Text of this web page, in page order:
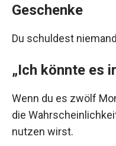
Geschenke
Du schuldest
„Ich könnte es
Wenn du es zwölf
die
nutzen wirst.